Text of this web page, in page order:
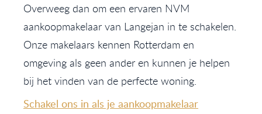
Overweeg dan om een ervaren NVM
aankoopmakelaar van Langejan in te schakelen.
Onze makelaars kennen Rotterdam en
omgeving als geen ander en kunnen je helpen
bij het vinden van de perfecte woning.
Schakel ons in als je aankoopmakelaar